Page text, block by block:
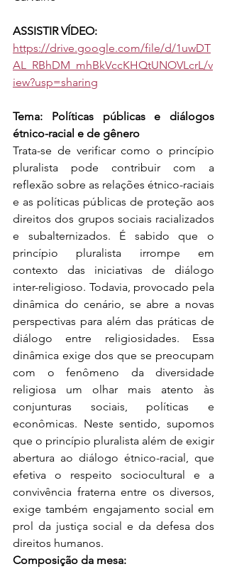
ASSISTIR VÍDEO:
https://drive.google.com/file/d/1uwDT
AL_RBhDM_mhBkVccKHQtUNOVLcrL/v
iew?usp=sharing
Tema: Políticas públicas e diálogos
étnico-racial e de gênero
Trata-se de verificar como o princípio
pluralista pode contribuir com a
reflexão sobre as relações étnico-raciais
e as políticas públicas de proteção aos
direitos dos grupos sociais racializados
e subalternizados. É sabido que o
princípio pluralista irrompe em
contexto das iniciativas de diálogo
inter-religioso. Todavia, provocado pela
dinâmica do cenário, se abre a novas
perspectivas para além das práticas de
diálogo entre religiosidades. Essa
dinâmica exige dos que se preocupam
com o fenômeno da diversidade
religiosa um olhar mais atento às
conjunturas sociais, políticas e
econômicas. Neste sentido, supomos
que o princípio pluralista além de exigir
abertura ao diálogo étnico-racial, que
efetiva o respeito sociocultural e a
convivência fraterna entre os diversos,
exige também engajamento social em
prol da justiça social e da defesa dos
direitos humanos.
Composição da mesa: